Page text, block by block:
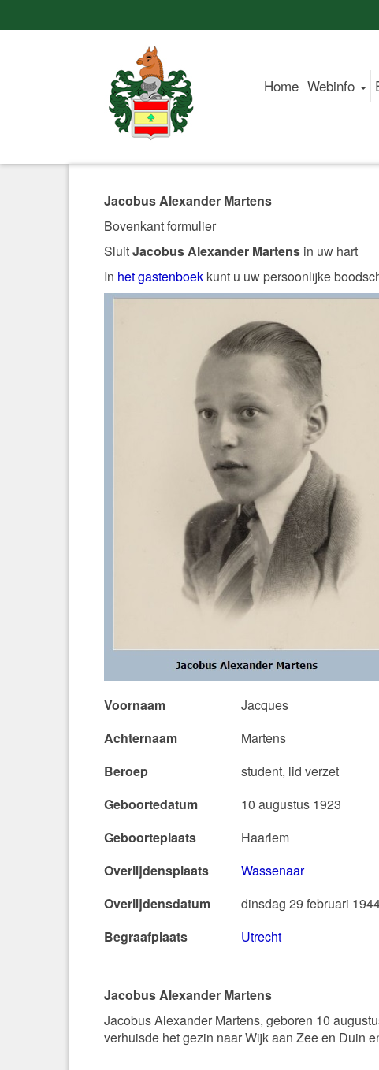
Home Webinfo
Jacobus Alexander Martens
Bovenkant formulier
SluitJacobus Alexander Martens in uw hart
In het gastenboek kunt u uw persoonlijke
Voornaam
Jacques
Achternaam
Martens
Beroep
student, lid verzet
Geboortedatum
10 augustus 1923
Geboorteplaats
Haarlem
Overlijdensplaats
Wassenaar
Overlijdensdatum
dinsdag 29 februari
Begraafplaats
Utrecht
Jacobus Alexander Martens
Jacobus Alexander Martens, geboren 10
verhuisde het gezin naar Wijk aan Zee en Duin